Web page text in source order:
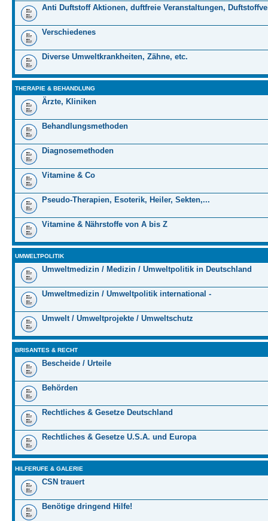
Anti Duftstoff Aktionen, duftfreie Veranstaltungen,
Verschiedenes
Diverse Umweltkrankheiten, Zähne, etc.
THERAPIE & BEHANDLUNG
Ärzte, Kliniken
Behandlungsmethoden
Diagnosemethoden
Vitamine & Co
Pseudo-Therapien, Esoterik, Heiler, Sekten,...
Vitamine & Nährstoffe von A bis Z
UMWELTPOLITIK
Umweltmedizin / Medizin / Umweltpolitik in Deutschland
Umweltmedizin / Umweltpolitik international -
Umwelt / Umweltprojekte / Umweltschutz
BRISANTES & RECHT
Bescheide / Urteile
Behörden
Rechtliches & Gesetze Deutschland
Rechtliches & Gesetze U.S.A. und Europa
HILFERUFE & GALERIE
CSN trauert
Benötige dringend Hilfe!